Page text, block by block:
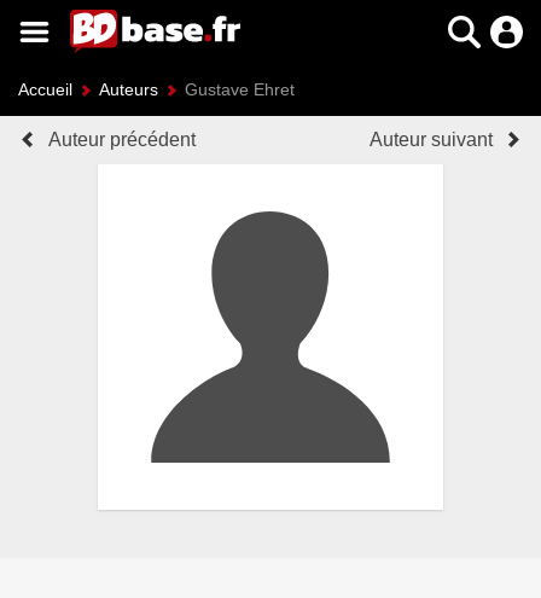
Accueil Auteurs Gustave Ehret
Auteur précédent Auteur suivant